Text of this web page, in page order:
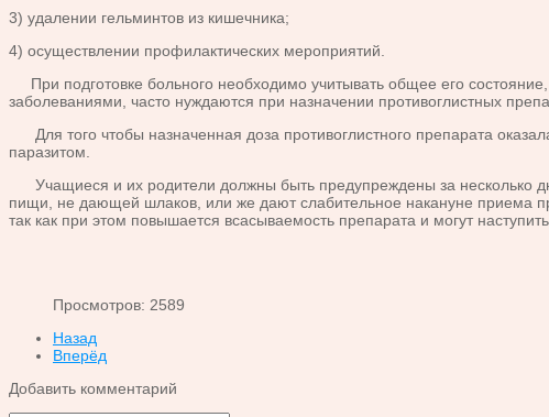
3) удалении гельминтов из кишечника;
4) осуществлении профилактических мероприятий.
При подготовке больного необходимо учитывать общее его
заболеваниями, часто нуждаются при назначении противоглистных
Для того чтобы назначенная доза противоглистного препарата
паразитом.
Учащиеся и их родители должны быть предупреждены за несколько
пищи, не дающей шлаков, или же дают слабительное накануне приема
так как при этом повышается всасываемость препарата и могут
Просмотров: 2589
Назад
Вперёд
Добавить комментарий